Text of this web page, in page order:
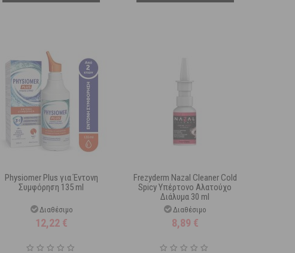
Physiomer Plus για Έντονη
Συμφόρηση 135 ml
Διαθέσιμο
12,22 €
Frezyderm Nazal Cleaner Cold
Spicy Yπέρτονο Αλατούχο
Διάλυμα 30 ml
Διαθέσιμο
8,89 €